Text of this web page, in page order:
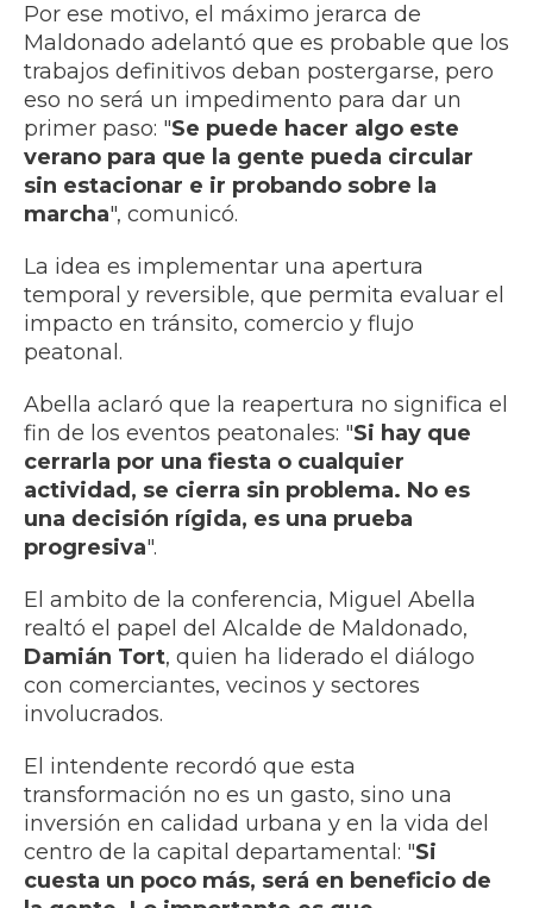
Por ese motivo, el máximo jerarca de
Maldonado adelantó que es probable que los
trabajos definitivos deban postergarse, pero
eso no será un impedimento para dar un
primer paso: "Se puede hacer algo este
verano para que la gente pueda circular
sin estacionar e ir probando sobre la
marcha", comunicó.
La idea es implementar una apertura
temporal y reversible, que permita evaluar el
impacto en tránsito, comercio y flujo
peatonal.
Abella aclaró que la reapertura no significa el
fin de los eventos peatonales: "Si hay que
cerrarla por una fiesta o cualquier
actividad, se cierra sin problema. No es
una decisión rígida, es una prueba
progresiva".
El ambito de la conferencia, Miguel Abella
realtó el papel del Alcalde de Maldonado,
Damián Tort, quien ha liderado el diálogo
con comerciantes, vecinos y sectores
involucrados.
El intendente recordó que esta
transformación no es un gasto, sino una
inversión en calidad urbana y en la vida del
centro de la capital departamental: "Si
cuesta un poco más, será en beneficio de